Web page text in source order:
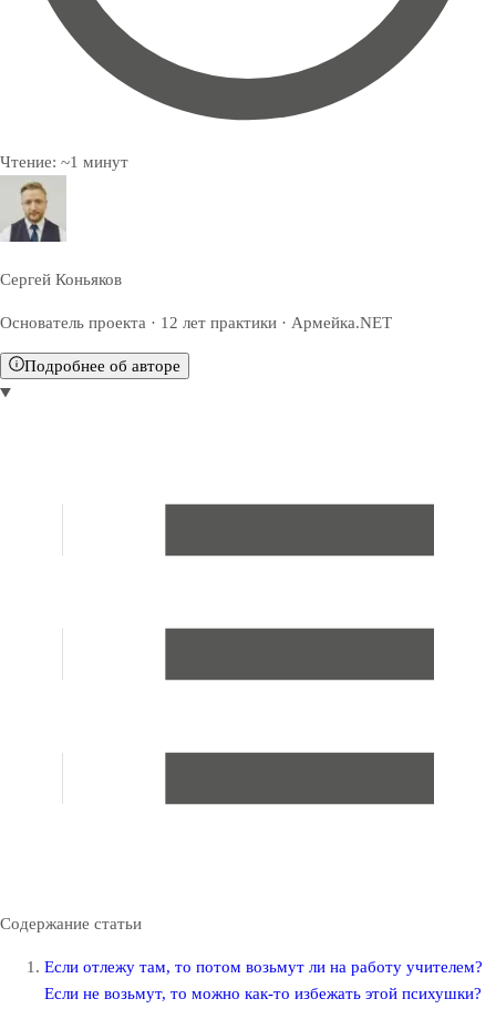
Чтение: ~1 минут
Сергей Коньяков
Основатель проекта · 12 лет практики · Армейка.NET
Подробнее об авторе
Содержание статьи
Если отлежу там, то потом возьмут ли на работу учителем?
Если не возьмут, то можно как-то избежать этой психушки?